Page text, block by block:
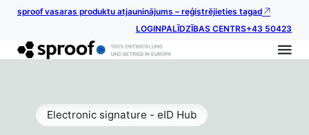
sproof vasaras produktu atjauninājums – reģistrējieties tagad
LOGINPALĪDZĪBAS CENTRS+43 50423
Electronic signature - eID Hub